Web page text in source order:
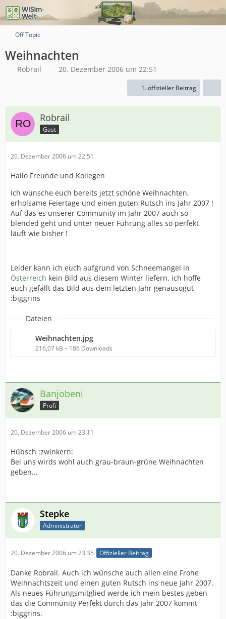
Off Topic
Weihnachten
Robrail 20. Dezember 2006 um 22:51
1. offizieller Beitrag
Robrail
Gast
20. Dezember 2006 um 22:51
Hallo Freunde und Kollegen
Ich wünsche euch bereits jetzt schöne Weihnachten,
erholsame Feiertage und einen guten Rutsch ins Jahr 2007 !
Auf das es unserer Community im Jahr 2007 auch so
blended geht und unter neuer Führung alles so perfekt
läuft wie bisher !
Leider kann ich euch aufgrund von Schneemangel in
Österreich kein Bild aus diesem Winter liefern, ich hoffe
euch gefällt das Bild aus dem letzten Jahr genausogut
:biggrins
Dateien
Weihnachten.jpg
216,07 kB – 186 Downloads
Banjobeni
Profi
20. Dezember 2006 um 23:11
Hübsch :zwinkern:
Bei uns wirds wohl auch grau-braun-grüne Weihnachten
geben...
Stepke
Administrator
20. Dezember 2006 um 23:35 Offizieller Beitrag
Danke Robrail. Auch ich wünsche auch allen eine Frohe
Weihnachtszeit und einen guten Rutsch ins neue Jahr 2007.
Als neues Führungsmitglied werde ich mein bestes geben
das die Community Perfekt durch das Jahr 2007 kommt
:biggrins.